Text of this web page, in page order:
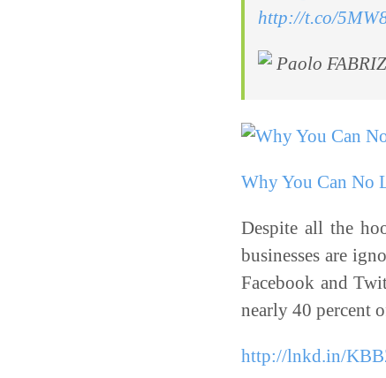
http://t.co/
Paolo
Why You Can No
Despite all the
businesses are
Facebook and
nearly 40 percent
http://lnkd.in/